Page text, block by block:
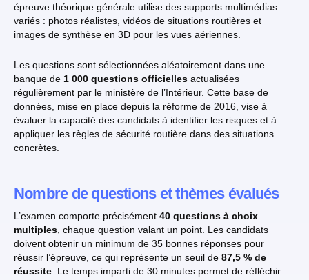
épreuve théorique générale utilise des supports multimédias
variés : photos réalistes, vidéos de situations routières et
images de synthèse en 3D pour les vues aériennes.
Les questions sont sélectionnées aléatoirement dans une
banque de 1 000 questions officielles actualisées
régulièrement par le ministère de l’Intérieur. Cette base de
données, mise en place depuis la réforme de 2016, vise à
évaluer la capacité des candidats à identifier les risques et à
appliquer les règles de sécurité routière dans des situations
concrètes.
Nombre de questions et thèmes évalués
L’examen comporte précisément 40 questions à choix
multiples , chaque question valant un point. Les candidats
doivent obtenir un minimum de 35 bonnes réponses pour
réussir l’épreuve, ce qui représente un seuil de 87,5 % de
réussite . Le temps imparti de 30 minutes permet de réfléchir